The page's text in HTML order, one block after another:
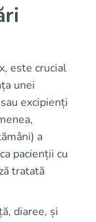
este crucial
unei
excipienți
a
pacienții cu
tratată
diaree, și